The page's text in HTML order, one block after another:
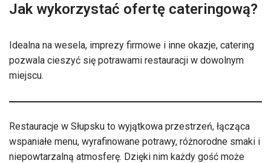
Jak wykorzystać ofertę cateringową?
Idealna na wesela, imprezy firmowe i inne okazje, catering
pozwala cieszyć się potrawami restauracji w dowolnym
miejscu.
Restauracje w Słupsku to wyjątkowa przestrzeń, łącząca
wspaniałe menu, wyrafinowane potrawy, różnorodne smaki i
niepowtarzalną atmosferę. Dzięki nim każdy gość może